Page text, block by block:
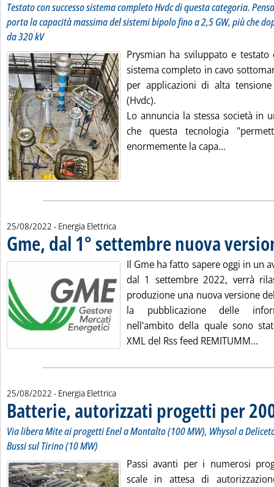
Testato con successo sistema completo Hvdc di questa categoria.
porta la capacità massima del sistemi bipolo fino a 2,5 GW, più che
da 320 kV
Prysmian ha sviluppato e
sistema completo in cavo
per applicazioni di alta
(Hvdc).
Lo annuncia la stessa società in
che questa tecnologia
enormemente la capa...
25/08/2022 - Energia Elettrica
Gme, dal 1° settembre nuova
Il Gme ha fatto sapere oggi in un
dal 1 settembre 2022, verrà
produzione una nuova versione
la pubblicazione delle
nell'ambito della quale sono
XML del Rss feed REMITUMM...
25/08/2022 - Energia Elettrica
Batterie, autorizzati progetti per
Via libera Mite ai progetti Enel a Montalto (100 MW), Whysol a
Bussi sul Tirino (10 MW)
Passi avanti per i numerosi
scale in attesa di